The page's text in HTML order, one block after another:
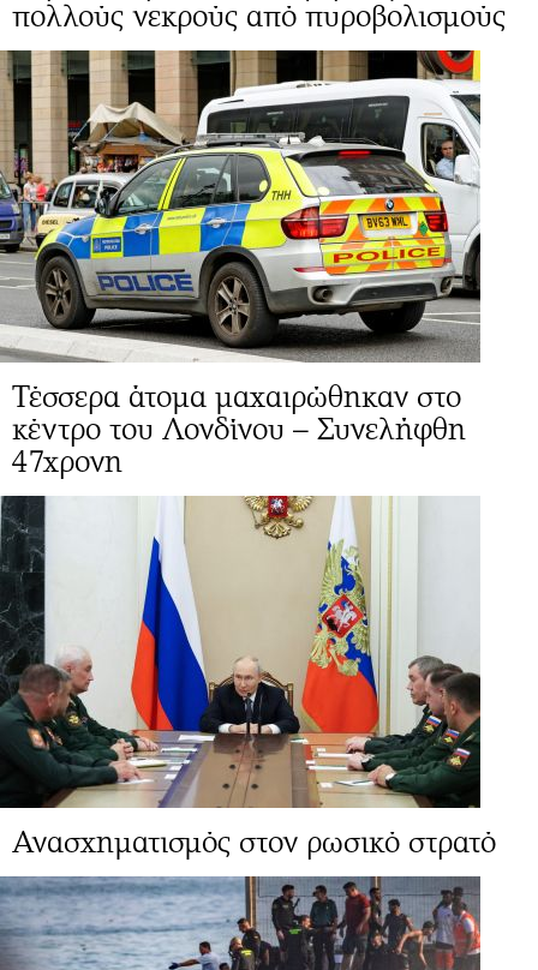
πολλούς νεκρούς από πυροβολισμούς
Τέσσερα άτομα μαχαιρώθηκαν στο
κέντρο του Λονδίνου – Συνελήφθη
47χρονη
Ανασχηματισμός στον ρωσικό στρατό